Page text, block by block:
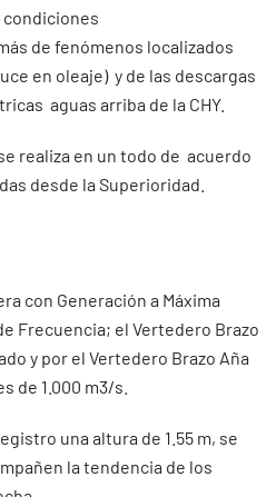
condiciones
de fenómenos localizados
en oleaje) y de las descargas
aguas arriba de la CHY.
realiza en un todo de acuerdo
desde la Superioridad.
con Generación a Máxima
Frecuencia; el Vertedero Brazo
y por el Vertedero Brazo Aña
de 1.000 m3/s.
una altura de 1.55 m, se
la tendencia de los